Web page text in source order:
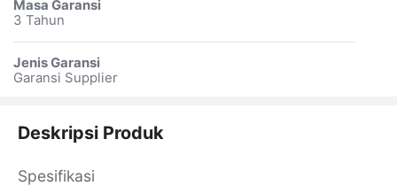
Masa Garansi
3 Tahun
Jenis Garansi
Garansi Supplier
Deskripsi Produk
Spesifikasi